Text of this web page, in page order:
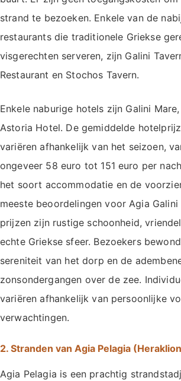
strand te bezoeken. Enkele van de
restaurants die traditionele Griekse
visgerechten serveren, zijn Galini
Restaurant en Stochos Tavern.
Enkele naburige hotels zijn Galini
Astoria Hotel. De gemiddelde
variëren afhankelijk van het seizoen,
ongeveer 58 euro tot 151 euro per
het soort accommodatie en de
meeste beoordelingen voor Agia
prijzen zijn rustige schoonheid,
echte Griekse sfeer. Bezoekers
sereniteit van het dorp en de
zonsondergangen over de zee.
variëren afhankelijk van persoonlijke
verwachtingen.
2. Stranden van Agia Pelagia
Agia Pelagia is een prachtig